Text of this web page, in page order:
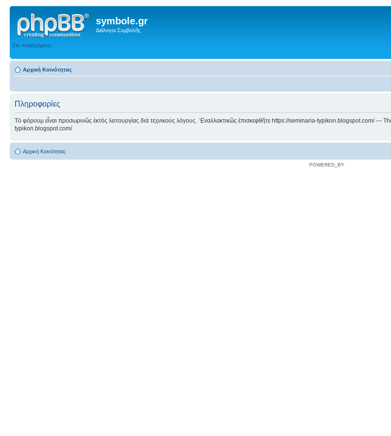
symbole.gr
Διάλογοι Συμβολῆς
Στο περιεχόμενο
Αρχική Κοινότητας
Πληροφορίες
Τὸ φόρουμ εἶναι προσωρινῶς ἐκτὸς λειτουργίας διὰ τεχνικοὺς λόγους. ᾿Εναλλακτικῶς ἐπισκεφθῆτε https://seminaria-
typikon.blogspot.com/
Αρχική Κοινότητας
POWERED_BY